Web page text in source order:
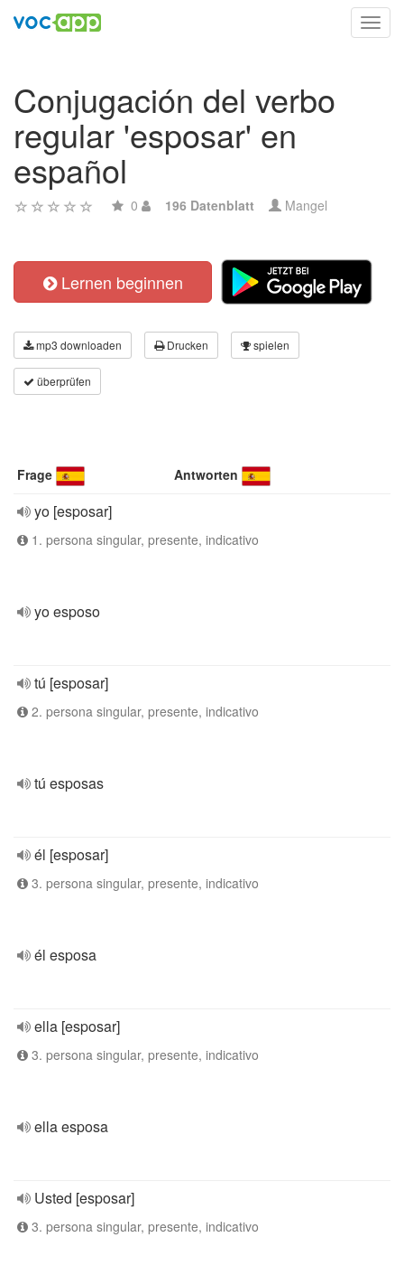
Conjugación del verbo
regular 'esposar' en
español
0 196 Datenblatt Mangel
Lernen beginnen
mp3 downloaden Drucken spielen
überprüfen
Frage Antworten
yo [esposar]
1. persona singular, presente, indicativo
yo esposo
tú [esposar]
2. persona singular, presente, indicativo
tú esposas
él [esposar]
3. persona singular, presente, indicativo
él esposa
ella [esposar]
3. persona singular, presente, indicativo
ella esposa
Usted [esposar]
3. persona singular, presente, indicativo